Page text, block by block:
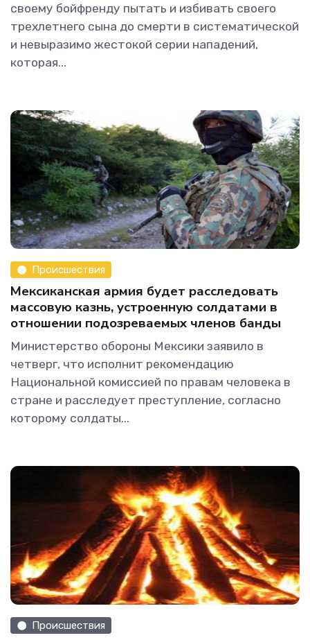
своему бойфренду пытать и избивать своего
трехлетнего сына до смерти в систематической
и невыразимо жестокой серии нападений,
которая...
Происшествия
Мексиканская армия будет расследовать
массовую казнь, устроенную солдатами в
отношении подозреваемых членов банды
Министерство обороны Мексики заявило в
четверг, что исполнит рекомендацию
Национальной комиссией по правам человека в
стране и расследует преступление, согласно
которому солдаты...
Происшествия